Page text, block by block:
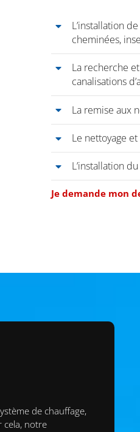
L’installation
cheminées,
La recherche
canalisations
La remise aux
Le nettoyage
L’installation
Je demande mon
de chauffage,
cela, notre